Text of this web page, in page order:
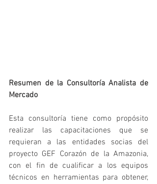
Resumen de la Consultoría Analista de
Mercado
Esta consultoría tiene como propósito
realizar las capacitaciones que se
requieran a las entidades socias del
proyecto GEF Corazón de la Amazonia,
con el fin de cualificar a los equipos
técnicos en herramientas para obtener,